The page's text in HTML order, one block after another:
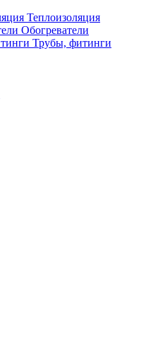
Теплоизоляция
Обогреватели
Трубы, фитинги